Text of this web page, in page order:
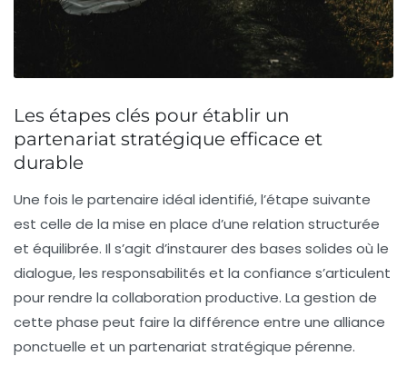
Les étapes clés pour établir un
partenariat stratégique efficace et
durable
Une fois le partenaire idéal identifié, l’étape suivante
est celle de la mise en place d’une relation structurée
et équilibrée. Il s’agit d’instaurer des bases solides où le
dialogue, les responsabilités et la confiance s’articulent
pour rendre la collaboration productive. La gestion de
cette phase peut faire la différence entre une alliance
ponctuelle et un partenariat stratégique pérenne.